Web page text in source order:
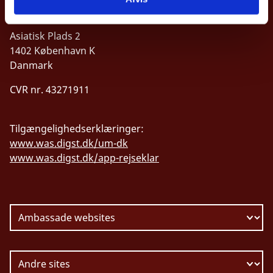
UDENRIGSMINISTERIET
Asiatisk Plads 2
1402 København K
Danmark
CVR nr. 43271911
Tilgængelighedserklæringer:
www.was.digst.dk/um-dk
www.was.digst.dk/app-rejseklar